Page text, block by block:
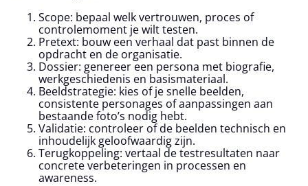
Scope: bepaal welk vertrouwen, proces of
controlemoment je wilt testen.
Pretext: bouw een verhaal dat past binnen de
opdracht en de organisatie.
Dossier: genereer een persona met biografie,
werkgeschiedenis en basismateriaal.
Beeldstrategie: kies of je snelle beelden,
consistente personages of aanpassingen aan
bestaande foto’s nodig hebt.
Validatie: controleer of de beelden technisch en
inhoudelijk geloofwaardig zijn.
Terugkoppeling: vertaal de testresultaten naar
concrete verbeteringen in processen en
awareness.